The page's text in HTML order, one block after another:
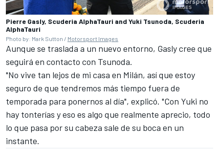
Pierre Gasly, Scuderia AlphaTauri and Yuki Tsunoda, Scuderia
AlphaTauri
Photo by: Mark Sutton / Motorsport Images
Aunque se traslada a un nuevo entorno, Gasly cree que
seguirá en contacto con Tsunoda.
"No vive tan lejos de mi casa en Milán, así que estoy
seguro de que tendremos más tiempo fuera de
temporada para ponernos al día", explicó. "Con Yuki no
hay tonterías y eso es algo que realmente aprecio, todo
lo que pasa por su cabeza sale de su boca en un
instante.